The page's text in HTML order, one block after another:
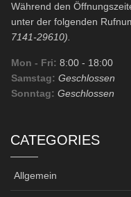
Während den
unter der folgenden
7141-29610).
Mon - Fri: 8:00 - 18:00
Samstag: Geschlossen
Sonntag: Geschlossen
CATEGORIES
Allgemein